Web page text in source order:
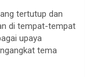
tertutup dan
di tempat-tempat
upaya
tema